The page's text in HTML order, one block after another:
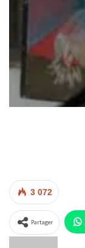
3 072
Partager